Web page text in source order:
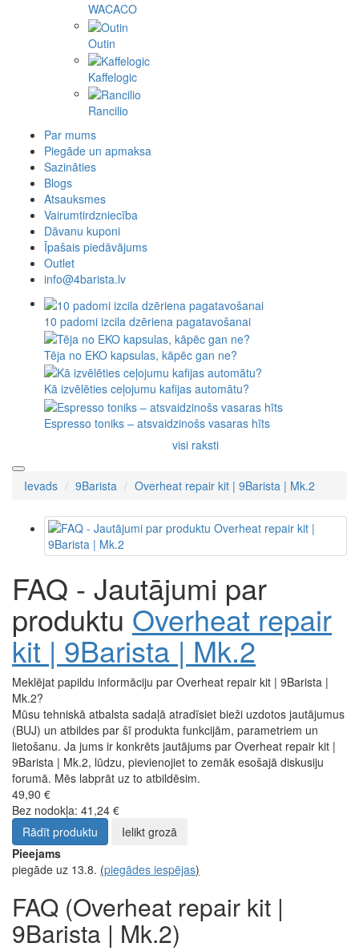
WACACO
Outin
Kaffelogic
Rancilio
Par mums
Piegāde un apmaksa
Sazināties
Blogs
Atsauksmes
Vairumtirdzniecība
Dāvanu kuponi
Īpašais piedāvājums
Outlet
info@4barista.lv
10 padomi izcila dzēriena pagatavošanai
Tēja no EKO kapsulas, kāpēc gan ne?
Kā izvēlēties ceļojumu kafijas automātu?
Espresso toniks – atsvaidzinošs vasaras hīts
visi raksti
Ievads 9Barista Overheat repair kit | 9Barista | Mk.2
FAQ - Jautājumi par
produktu Overheat repair
kit | 9Barista | Mk.2
Meklējat papildu informāciju par Overheat repair kit | 9Barista |
Mk.2?
Mūsu tehniskā atbalsta sadaļā atradīsiet bieži uzdotos jautājumus
(BUJ) un atbildes par šī produkta funkcijām, parametriem un
lietošanu. Ja jums ir konkrēts jautājums par Overheat repair kit |
9Barista | Mk.2, lūdzu, pievienojiet to zemāk esošajā diskusiju
forumā. Mēs labprāt uz to atbildēsim.
49,90 €
Bez nodokļa: 41,24 €
Rādīt produktu
Ielikt grozā
Pieejams
piegāde uz 13.8. (piegādes iespējas)
FAQ (Overheat repair kit |
9Barista | Mk.2)